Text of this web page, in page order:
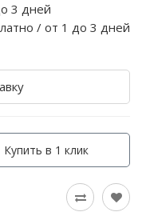
3 дней
/ от 1 до 3 дней
Купить в 1 клик